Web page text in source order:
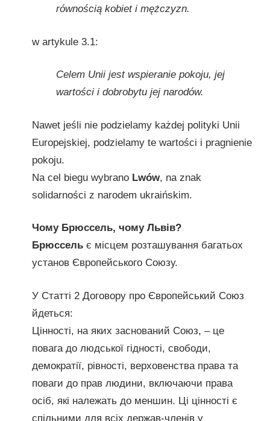
równością kobiet i mężczyzn.
w artykule 3.1:
Celem Unii jest wspieranie pokoju, jej
wartości i dobrobytu jej narodów.
Nawet jeśli nie podzielamy każdej polityki Unii
Europejskiej, podzielamy te wartości i pragnienie
pokoju.
Na cel biegu wybrano Lwów, na znak
solidarności z narodem ukraińskim.
Чому Брюссель, чому Львів?
Брюссельє місцем розташування багатьох
установ Європейського Союзу.
У Статті 2 Договору про Європейський Союз
йдеться:
Цінності, на яких заснований Союз, – це
повага до людської гідності, свободи,
демократії, рівності, верховенства права та
поваги до прав людини, включаючи права
осіб, які належать до меншин. Ці цінності є
спільними для всіх держав-членів у